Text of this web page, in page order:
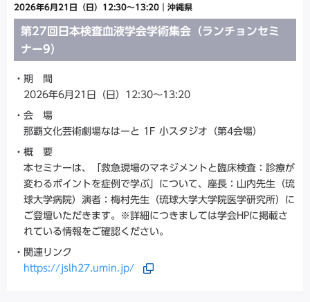
2026年6月21日（日）12:30～13:20 沖縄県
第27回日本検査血液学会学術集会（ランチョンセミ
ナー9）
期 間
2026年6月21日（日）12:30～13:20
会 場
那覇文化芸術劇場なはーと 1F 小スタジオ（第4会場）
概 要
本セミナーは、「救急現場のマネジメントと臨床検査：診療が
変わるポイントを症例で学ぶ」について、座長：山内先生（琉
球大学病院）演者：梅村先生（琉球大学大学院医学研究所）に
ご登壇いただきます。※詳細につきましては学会HPに掲載さ
れている情報をご確認ください。
関連リンク
https://jslh27.umin.jp/